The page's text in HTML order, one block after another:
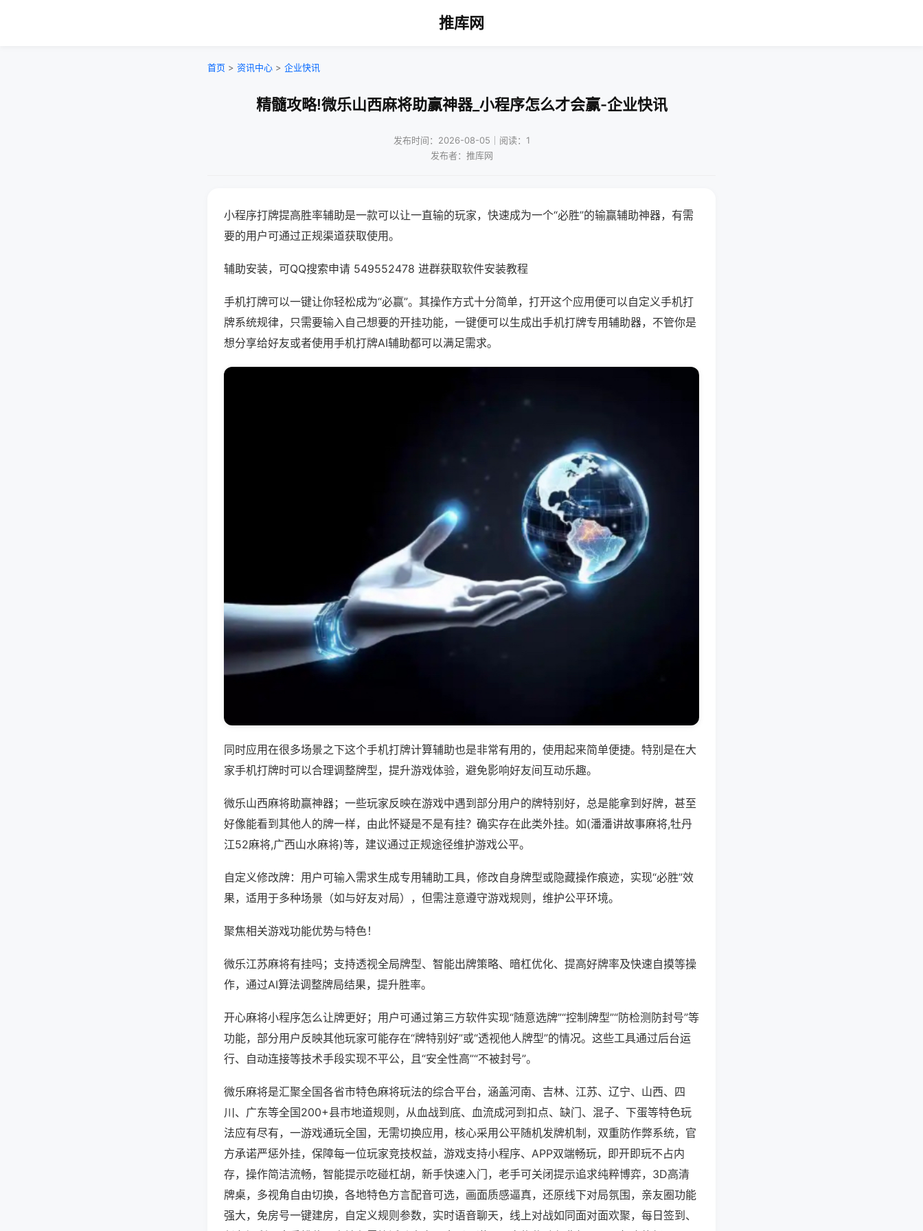
推库网
首页 > 资讯中心 > 企业快讯
精髓攻略!微乐山西麻将助赢神器_小程序怎么才会赢-企业快讯
发布时间：2026-08-05｜阅读：1
发布者：推库网
小程序打牌提高胜率辅助是一款可以让一直输的玩家，快速成为一个“必胜”的输赢辅助神器，有需
要的用户可通过正规渠道获取使用。
辅助安装，可QQ搜索申请 549552478 进群获取软件安装教程
手机打牌可以一键让你轻松成为“必赢”。其操作方式十分简单，打开这个应用便可以自定义手机打
牌系统规律，只需要输入自己想要的开挂功能，一键便可以生成出手机打牌专用辅助器，不管你是
想分享给好友或者使用手机打牌AI辅助都可以满足需求。
同时应用在很多场景之下这个手机打牌计算辅助也是非常有用的，使用起来简单便捷。特别是在大
家手机打牌时可以合理调整牌型，提升游戏体验，避免影响好友间互动乐趣。
微乐山西麻将助赢神器；一些玩家反映在游戏中遇到部分用户的牌特别好，总是能拿到好牌，甚至
好像能看到其他人的牌一样，由此怀疑是不是有挂？确实存在此类外挂。如(潘潘讲故事麻将,牡丹
江52麻将,广西山水麻将)等，建议通过正规途径维护游戏公平。
自定义修改牌：用户可输入需求生成专用辅助工具，修改自身牌型或隐藏操作痕迹，实现“必胜”效
果，适用于多种场景（如与好友对局），但需注意遵守游戏规则，维护公平环境。
聚焦相关游戏功能优势与特色！
微乐江苏麻将有挂吗；支持透视全局牌型、智能出牌策略、暗杠优化、提高好牌率及快速自摸等操
作，通过AI算法调整牌局结果，提升胜率。
开心麻将小程序怎么让牌更好；用户可通过第三方软件实现“随意选牌”“控制牌型”“防检测防封号”等
功能，部分用户反映其他玩家可能存在“牌特别好”或“透视他人牌型”的情况。这些工具通过后台运
行、自动连接等技术手段实现不平公，且“安全性高”“不被封号”。
微乐麻将是汇聚全国各省市特色麻将玩法的综合平台，涵盖河南、吉林、江苏、辽宁、山西、四
川、广东等全国200+县市地道规则，从血战到底、血流成河到扣点、缺门、混子、下蛋等特色玩
法应有尽有，一游戏通玩全国，无需切换应用，核心采用公平随机发牌机制，双重防作弊系统，官
方承诺严惩外挂，保障每一位玩家竞技权益，游戏支持小程序、APP双端畅玩，即开即玩不占内
存，操作简洁流畅，智能提示吃碰杠胡，新手快速入门，老手可关闭提示追求纯粹博弈，3D高清
牌桌，多视角自由切换，各地特色方言配音可选，画面质感逼真，还原线下对局氛围，亲友圈功能
强大，免房号一键建房，自定义规则参数，实时语音聊天，线上对战如同面对面欢聚，每日签到、